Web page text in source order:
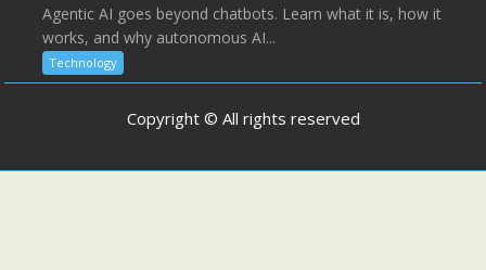
Agentic AI goes beyond chatbots. Learn what it is, how it
works, and why autonomous AI...
Technology
Copyright © All rights reserved